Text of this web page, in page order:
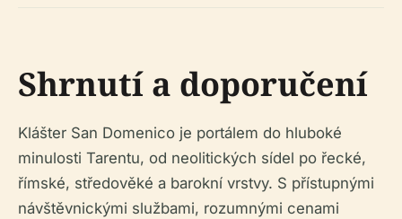
Shrnutí a doporučení
Klášter San Domenico je portálem do hluboké
minulosti Tarentu, od neolitických sídel po řecké,
římské, středověké a barokní vrstvy. S přístupnými
návštěvnickými službami, rozumnými cenami